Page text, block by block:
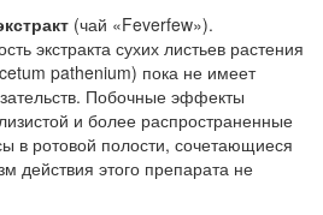
родителей в
больничной палате
срока лечения...
(чай «Feverfew»).
экстракта сухих листьев растения
pathenium) пока не имеет
Побочные эффекты
и более распространенные
в ротовой полости, сочетающиеся
действия этого препа­рата не